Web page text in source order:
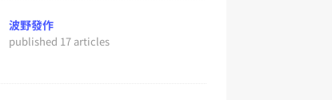
波野發作
published 17 articles